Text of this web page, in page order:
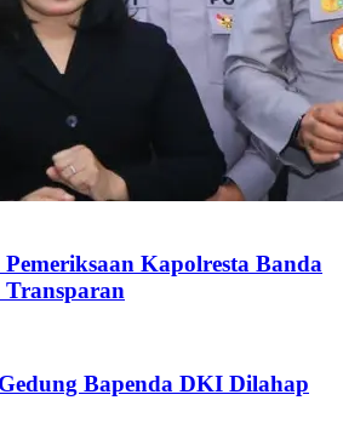
Kapolresta Banda
Transparan
Bapenda DKI Dilahap